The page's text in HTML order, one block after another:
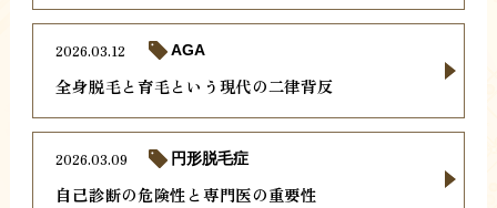
全身脱毛と育毛という現代の二律背反
2026.03.12 AGA
自己診断の危険性と専門医の重要性
2026.03.09 円形脱毛症